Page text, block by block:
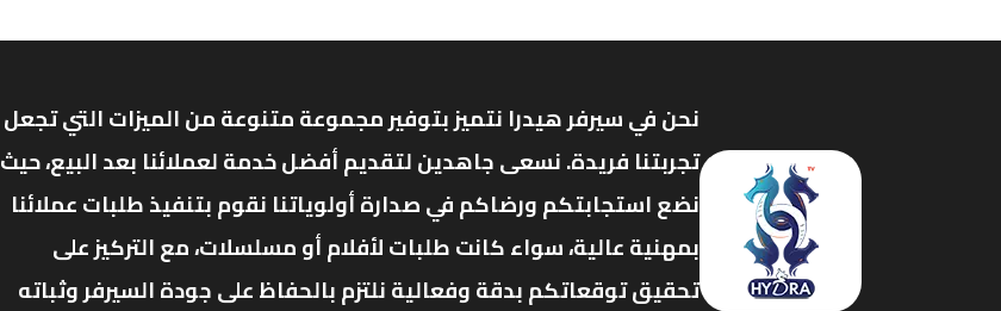
نحن في سيرفر هيدرا نتميز بتوفير مجموعة متنوعة من الميزات التي تجعل
تجربتنا فريدة. نسعى جاهدين لتقديم أفضل خدمة لعملائنا بعد البيع، حيث
نضع استجابتكم ورضاكم في صدارة أولوياتنا نقوم بتنفيذ طلبات عملائنا
بمهنية عالية، سواء كانت طلبات لأفلام أو مسلسلات، مع التركيز على
تحقيق توقعاتكم بدقة وفعالية نلتزم بالحفاظ على جودة السيرفر وثباته